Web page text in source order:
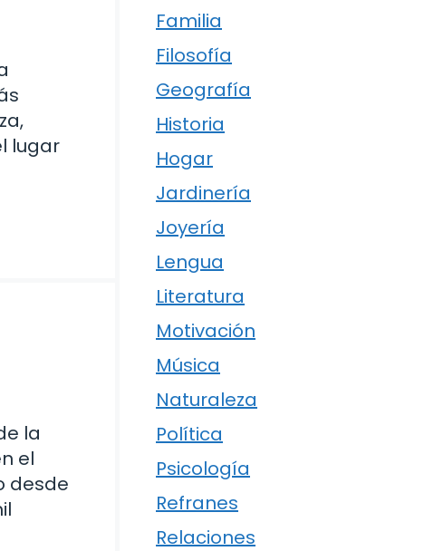
lugar
la
el
desde
Familia
Filosofía
Geografía
Historia
Hogar
Jardinería
Joyería
Lengua
Literatura
Motivación
Música
Naturaleza
Política
Psicología
Refranes
Relaciones